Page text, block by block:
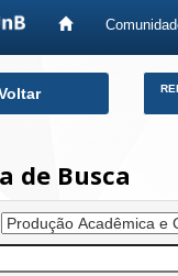
de Busca